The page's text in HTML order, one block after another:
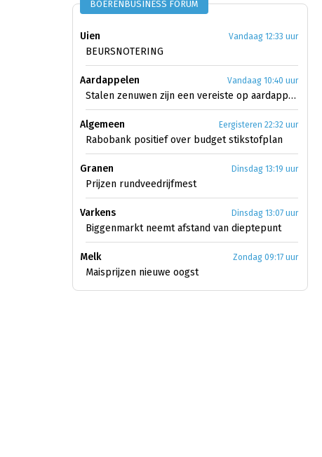
BOERENBUSINESS FORUM
Uien Vandaag 12:33 uur
BEURSNOTERING
Aardappelen Vandaag 10:40 uur
Stalen zenuwen zijn een vereiste op aardappelmarkt
Algemeen Eergisteren 22:32 uur
Rabobank positief over budget stikstofplan
Granen Dinsdag 13:19 uur
Prijzen rundveedrijfmest
Varkens Dinsdag 13:07 uur
Biggenmarkt neemt afstand van dieptepunt
Melk Zondag 09:17 uur
Maisprijzen nieuwe oogst